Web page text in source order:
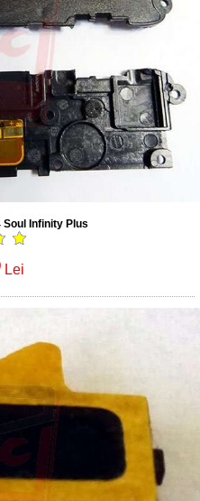
Soul Infinity Plus
Lei